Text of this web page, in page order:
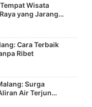
Wisata
yang Jarang
Cara Terbaik
Ribet
Surga
Air Terjun